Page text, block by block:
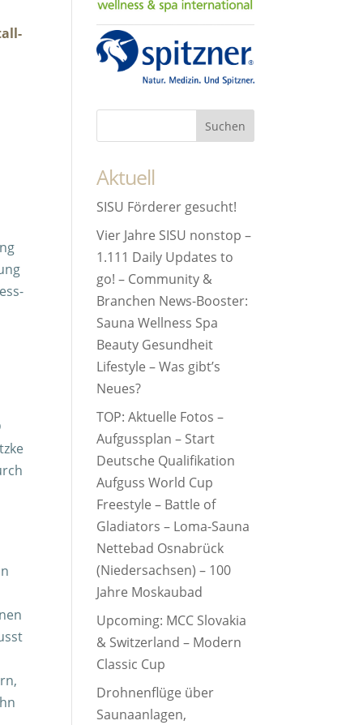
Aktuell
SISU Förderer gesucht!
Vier Jahre SISU nonstop –
1.111 Daily Updates to
go! – Community &
Branchen News-Booster:
Sauna Wellness Spa
Beauty Gesundheit
Lifestyle – Was gibt’s
Neues?
TOP: Aktuelle Fotos –
Aufgussplan – Start
Deutsche Qualifikation
Aufguss World Cup
Freestyle – Battle of
Gladiators – Loma-Sauna
Nettebad Osnabrück
(Niedersachsen) – 100
Jahre Moskaubad
Upcoming: MCC Slovakia
& Switzerland – Modern
Classic Cup
Drohnenflüge über
Saunaanlagen,